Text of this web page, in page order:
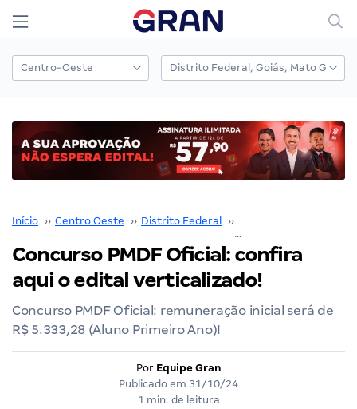
Início ›› Centro Oeste ›› Distrito Federal ››
Concurso PMDF Oficial: confira
aqui o edital verticalizado!
Concurso PMDF Oficial: remuneração inicial será de
R$ 5.333,28 (Aluno Primeiro Ano)!
Por Equipe Gran
Publicado em 31/10/24
1 min. de leitura